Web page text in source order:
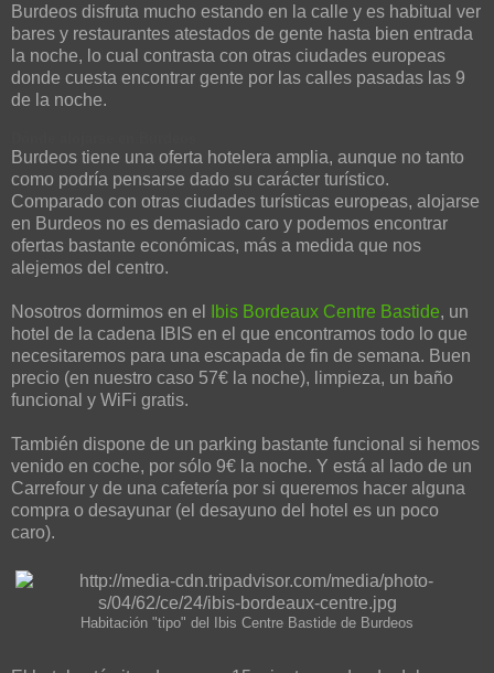
Burdeos disfruta mucho estando en la calle y es habitual ver
bares y restaurantes atestados de gente hasta bien entrada
la noche, lo cual contrasta con otras ciudades europeas
donde cuesta encontrar gente por las calles pasadas las 9
de la noche.
Burdeos tiene una oferta hotelera amplia, aunque no tanto
como podría pensarse dado su carácter turístico.
Comparado con otras ciudades turísticas europeas, alojarse
en Burdeos no es demasiado caro y podemos encontrar
ofertas bastante económicas, más a medida que nos
alejemos del centro.
Nosotros dormimos en el Ibis Bordeaux Centre Bastide, un
hotel de la cadena IBIS en el que encontramos todo lo que
necesitaremos para una escapada de fin de semana. Buen
precio (en nuestro caso 57€ la noche), limpieza, un baño
funcional y WiFi gratis.
También dispone de un parking bastante funcional si hemos
venido en coche, por sólo 9€ la noche. Y está al lado de un
Carrefour y de una cafetería por si queremos hacer alguna
compra o desayunar (el desayuno del hotel es un poco
caro).
Habitación "tipo" del Ibis Centre Bastide de Burdeos